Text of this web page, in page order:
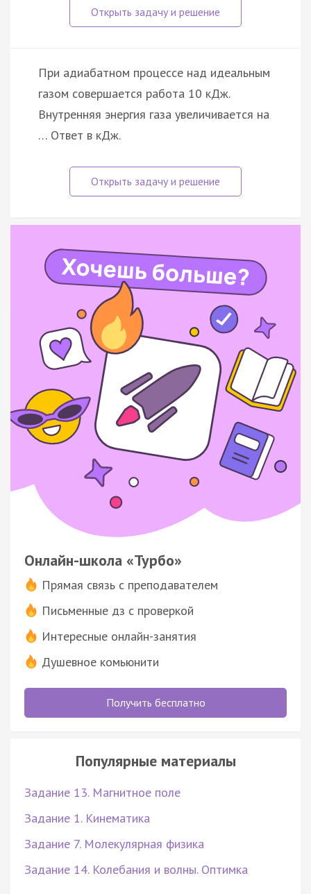
При адиабатном процессе над идеальным
газом совершается работа 10 кДж.
Внутренняя энергия газа увеличивается на
… Ответ в кДж.
Онлайн-школа «Турбо»
Прямая связь с преподавателем
Письменные дз с проверкой
Интересные онлайн-занятия
Душевное комьюнити
Получить бесплатно
Популярные материалы
Задание 13. Магнитное поле
Задание 1. Кинематика
Задание 7. Молекулярная физика
Задание 14. Колебания и волны. Оптимка